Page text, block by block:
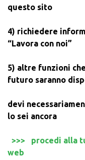
questo sito
4) richiedere
“Lavora con noi”
5) altre funzioni
futuro saranno
devi
lo sei ancora
>>> procedi alla
web